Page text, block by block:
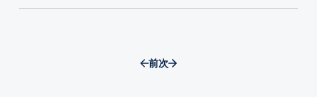
前次